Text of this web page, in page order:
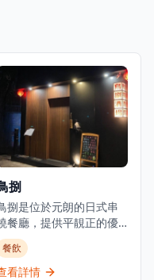
捌
捌是位於元朗的日式串
餐廳，提供平靚正的優
日本料理，是體驗正宗
式美食的理想選擇。餐
主打新鮮刺身、炭火串
餐飲
看詳情